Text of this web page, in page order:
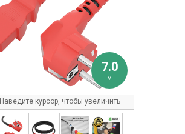
7.0
м
Наведите курсор, чтобы увеличить